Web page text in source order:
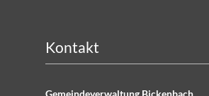
Kontakt
Gemeindeverwaltung Bickenbach